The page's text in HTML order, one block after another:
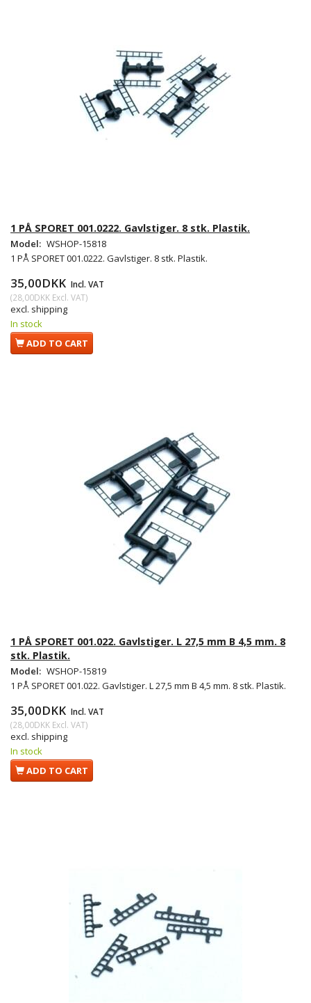
1 PÅ SPORET 001.0222. Gavlstiger. 8 stk. Plastik.
Model: WSHOP-15818
1 PÅ SPORET 001.0222. Gavlstiger. 8 stk. Plastik.
35,00DKK Incl. VAT
(28,00DKK Excl. VAT)
excl. shipping
In stock
ADD TO CART
1 PÅ SPORET 001.022. Gavlstiger. L 27,5 mm B 4,5 mm. 8
stk. Plastik.
Model: WSHOP-15819
1 PÅ SPORET 001.022. Gavlstiger. L 27,5 mm B 4,5 mm. 8 stk. Plastik.
35,00DKK Incl. VAT
(28,00DKK Excl. VAT)
excl. shipping
In stock
ADD TO CART